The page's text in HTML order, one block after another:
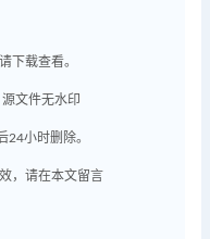
下载查看。
文件无水印
24小时删除。
，请在本文留言